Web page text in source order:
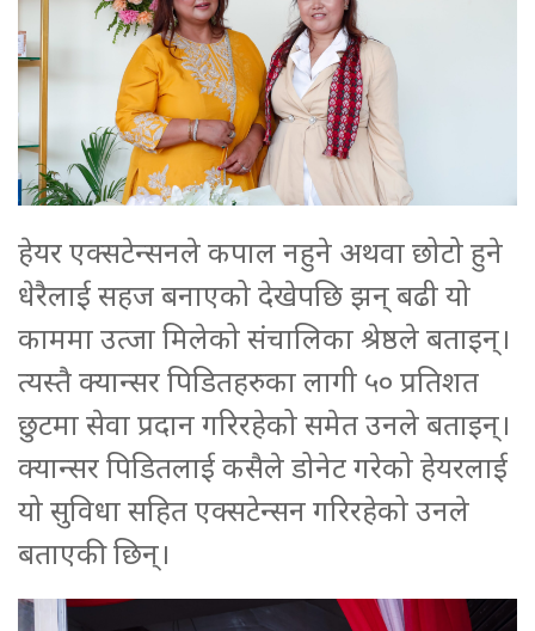
हेयर एक्सटेन्सनले कपाल नहुने अथवा छोटो हुने
धेरैलाई सहज बनाएको देखेपछि झन् बढी यो
काममा उत्जा मिलेको संचालिका श्रेष्ठले बताइन्।
त्यस्तै क्यान्सर पिडितहरुका लागी ५० प्रतिशत
छुटमा सेवा प्रदान गरिरहेको समेत उनले बताइन्।
क्यान्सर पिडितलाई कसैले डोनेट गरेको हेयरलाई
यो सुविधा सहित एक्सटेन्सन गरिरहेको उनले
बताएकी छिन्।